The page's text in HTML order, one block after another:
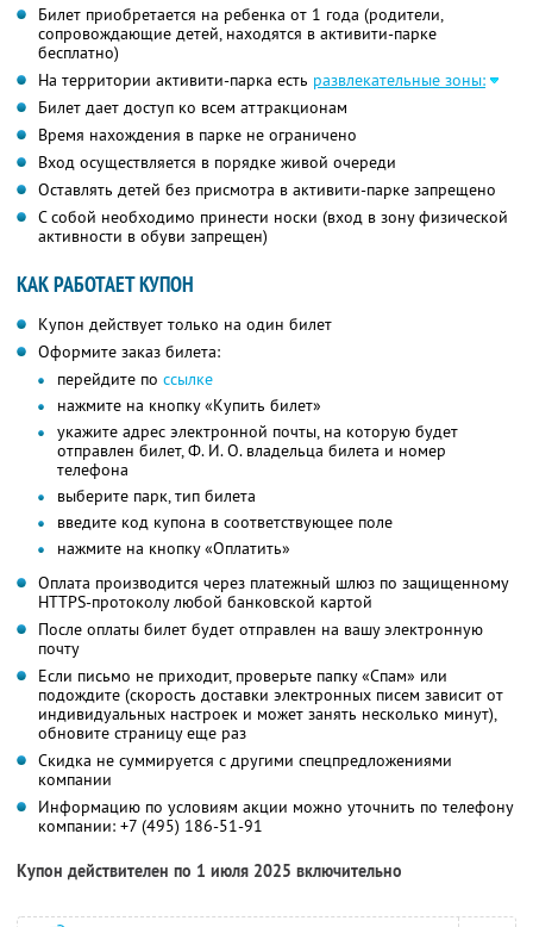
Билет приобретается на ребенка от 1 года (родители,
сопровождающие детей, находятся в активити-парке
бесплатно)
На территории активити-парка есть развлекательные зоны:
Билет дает доступ ко всем аттракционам
Время нахождения в парке не ограничено
Вход осуществляется в порядке живой очереди
Оставлять детей без присмотра в активити-парке запрещено
С собой необходимо принести носки (вход в зону физической
активности в обуви запрещен)
КАК РАБОТАЕТ КУПОН
Купон действует только на один билет
Оформите заказ билета:
перейдите по ссылке
нажмите на кнопку «Купить билет»
укажите адрес электронной почты, на которую будет
отправлен билет,Ф. И. О.владельца билета и номер
телефона
выберите парк, тип билета
введите код купона в соответствующее поле
нажмите на кнопку «Оплатить»
Оплата производится через платежный шлюз по защищенному
HTTPS-протоколу любой банковской картой
После оплаты билет будет отправлен на вашу электронную
почту
Если письмо не приходит, проверьте папку «Спам» или
подождите (скорость доставки электронных писем зависит от
индивидуальных настроек и может занять несколько минут),
обновите страницу еще раз
Скидка не суммируется с другими спецпредложениями
компании
Информацию по условиям акции можно уточнить по телефону
компании: +7 (495) 186-51-91
Купон действителен по 1 июля 2025 включительно